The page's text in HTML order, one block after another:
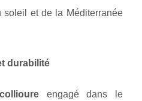
et de la Méditerranée
durabilité
engagé dans le